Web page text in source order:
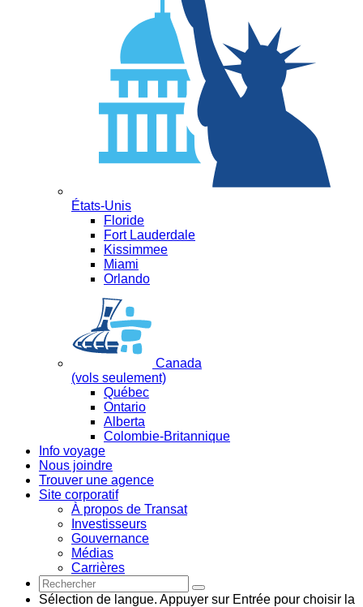
États-Unis
Floride
Fort Lauderdale
Kissimmee
Miami
Orlando
Canada
(vols seulement)
Québec
Ontario
Alberta
Colombie-Britannique
Info voyage
Nous joindre
Trouver une agence
Site corporatif
À propos de Transat
Investisseurs
Gouvernance
Médias
Carrières
Sélection de langue. Appuyer sur Entrée pour choisir la